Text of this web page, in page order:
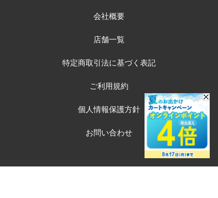
会社概要
店舗一覧
特定商取引法に基づく表記
ご利用規約
個人情報保護方針
お問い合わせ